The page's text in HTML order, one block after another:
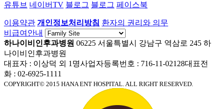
유튜브 네이버TV 블로그 블로그 페이스북
이용약관 개인정보처리방침 환자의 권리와 의무
비급여안내
하나이비인후과병원 06225 서울특별시 강남구 역삼로 245 하
나이비인후과병원
대표자 : 이상덕 외 1명사업자등록번호 : 716-11-02128대표전
화 : 02-6925-1111
COPYRIGHT© 2015 HANA ENT HOSPITAL. ALL RIGHT RESERVED.